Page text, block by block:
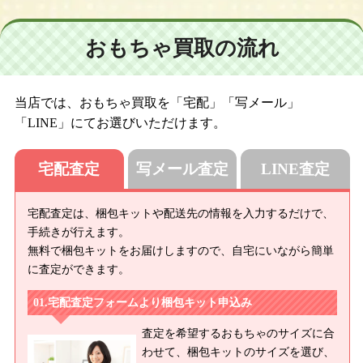
おもちゃ買取の流れ
当店では、おもちゃ買取を「宅配」「写メール」
「LINE」にてお選びいただけます。
宅配査定
宅配査定は、梱包キットや配送先の情報を入力するだけで、
手続きが行えます。
無料で梱包キットをお届けしますので、自宅にいながら簡単
に査定ができます。
宅配査定フォームより梱包キット申込み
査定を希望するおもちゃのサイズに合
わせて、梱包キットのサイズを選び、
写メール査定 LINE査定